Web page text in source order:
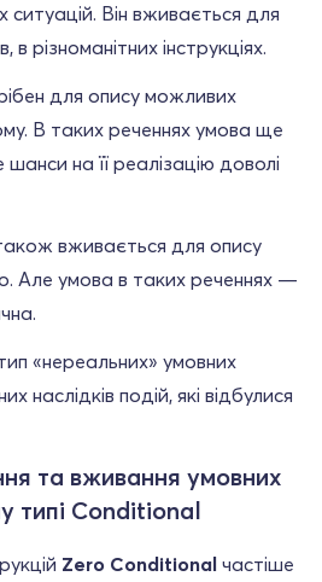
Він вживається для
в різноманітних інструкціях.
для опису можливих
В таких реченнях умова ще
на її реалізацію доволі
вживається для опису
Але умова в таких реченнях —
«нереальних» умовних
наслідків подій, які відбулися
та вживання умовних
типі Conditional
Zero Conditional частіше